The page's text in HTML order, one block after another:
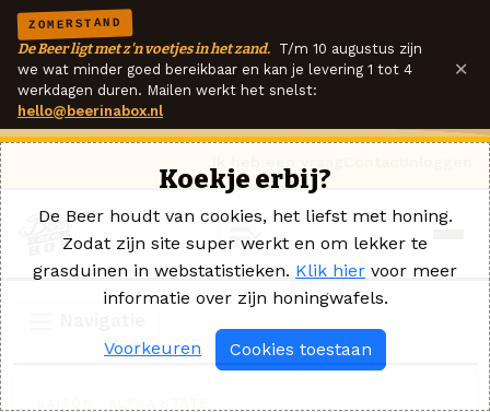
ZOMERSTAND
De Beer ligt met z'n voetjes in het zand. T/m 10 augustus zijn
we wat minder goed bereikbaar en kan je levering 1 tot 4
werkdagen duren. Mailen werkt het snelst:
hello@beerinabox.nl
×
Koekje erbij?
De Beer houdt van cookies, het liefst met honing.
Zodat zijn site super werkt en om lekker te
grasduinen in webstatistieken. Klik hier voor meer
informatie over zijn honingwafels.
Voorkeuren Cookies toestaan